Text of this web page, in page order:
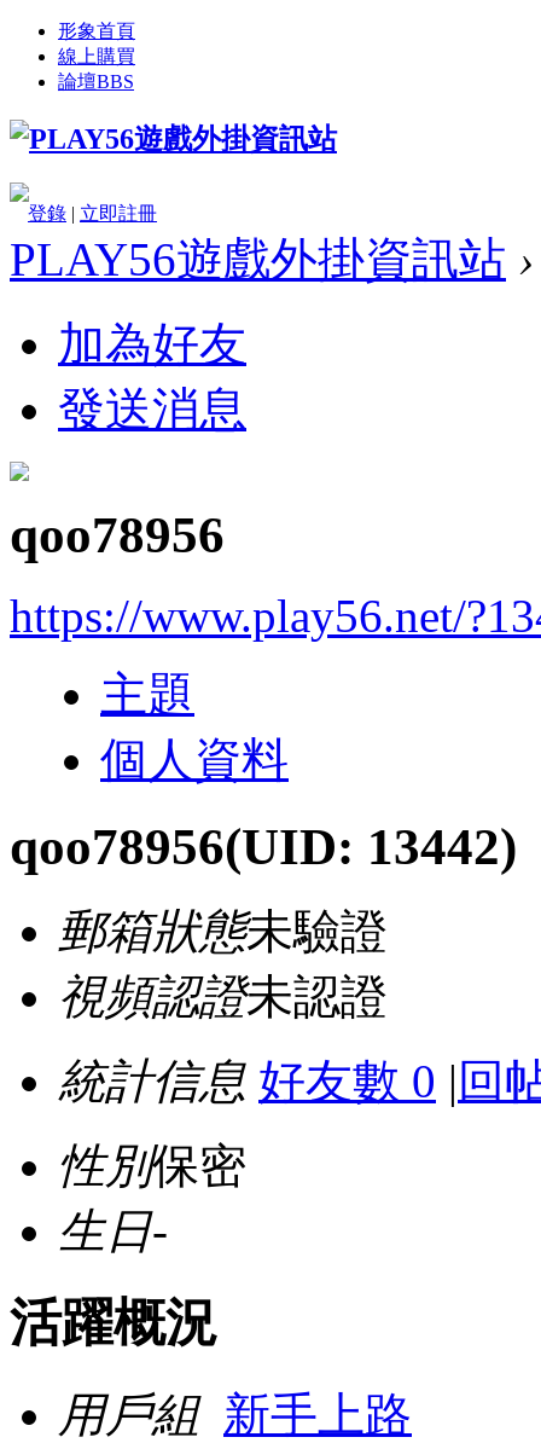
形象首頁
線上購買
論壇BBS
登錄 | 立即註冊
PLAY56遊戲外掛資訊站 ›
加為好友
發送消息
qoo78956
https://www.play56.net/
主題
個人資料
qoo78956(UID: 13442)
郵箱狀態未驗證
視頻認證未認證
統計信息 好友數 0 | 回
性別保密
生日-
活躍概況
用戶組 新手上路